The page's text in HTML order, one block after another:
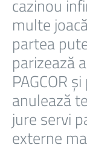
cazinou
multe
partea
parizează
PAGCOR
anulează
jure servi
externe